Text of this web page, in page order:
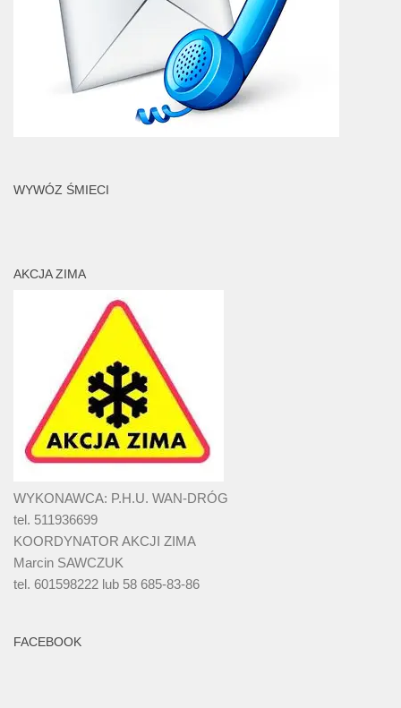
WYWÓZ ŚMIECI
AKCJA ZIMA
WYKONAWCA: P.H.U. WAN-DRÓG
tel. 511936699
KOORDYNATOR AKCJI ZIMA
Marcin SAWCZUK
tel. 601598222 lub 58 685-83-86
FACEBOOK